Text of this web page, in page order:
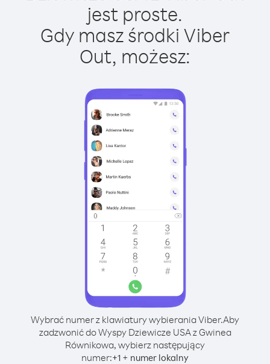
jest proste.
Gdy masz środki Viber
Out, możesz:
Wybrać numer z klawiatury wybierania Viber.Aby
zadzwonić do Wyspy Dziewicze USA z Gwinea
Równikowa, wybierz następujący
numer:+1 + numer lokalny